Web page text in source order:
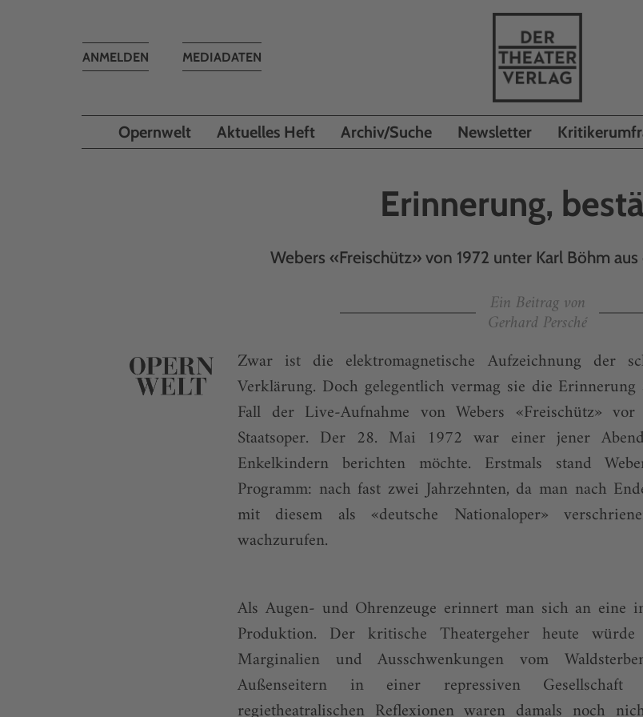
MEDIADATEN
Toggle
ANMELDEN
Opernwelt Aktuelles Heft Archiv/Suche Newsletter
Erinnerung,
Webers «Freischütz» von 1972 unter Karl Böhm
Ein Beitrag von
Gerhard Persché
Zwar ist die elektromagnetische Aufzeichnung der
Verklärung. Doch gelegentlich vermag sie die
Fall der Live-Aufnahme von Webers «Frei­schütz»
Staatsoper. Der 28. Mai 1972 war einer jener
Enkelkindern berichten möchte. Erstmals stand
Programm: nach fast zwei Jahrzehnten, da man nach
mit diesem als «deutsche National­oper»
wachzurufen.
Als Augen- und Ohrenzeuge erinnert man sich an eine
Produktion. Der kritische Theatergeher heute würde
Marginalien und Ausschwenkungen vom
Außenseitern in einer repressiven Gesellschaft
regietheatralischen ­Reflexionen waren damals noch